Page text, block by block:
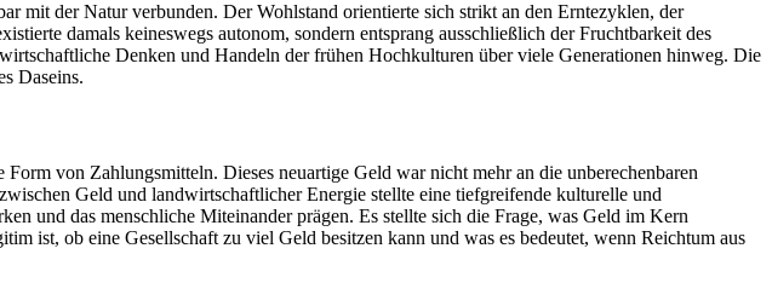
mit der Natur verbunden. Der Wohlstand orientierte sich strikt an den Erntezyklen, der
damals keineswegs autonom, sondern entsprang ausschließlich der Fruchtbarkeit des
Denken und Handeln der frühen Hochkulturen über viele Generationen hinweg. Die
Daseins.
von Zahlungsmitteln. Dieses neuartige Geld war nicht mehr an die unberechenbaren
Geld und landwirtschaftlicher Energie stellte eine tiefgreifende kulturelle und
und das menschliche Miteinander prägen. Es stellte sich die Frage, was Geld im Kern
ist, ob eine Gesellschaft zu viel Geld besitzen kann und was es bedeutet, wenn Reichtum aus